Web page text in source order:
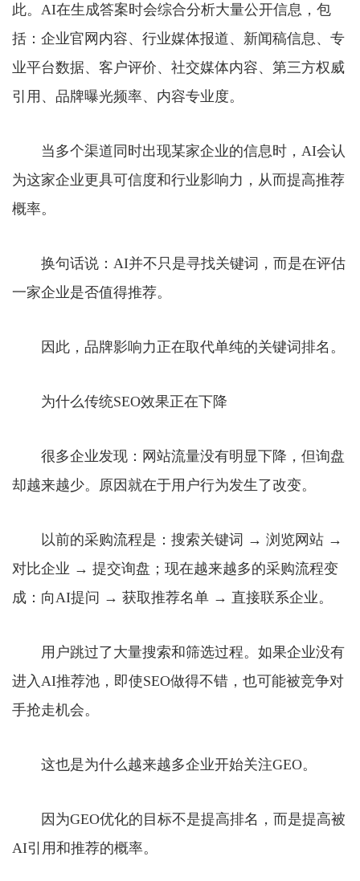
此。AI在生成答案时会综合分析大量公开信息，包
括：企业官网内容、行业媒体报道、新闻稿信息、专
业平台数据、客户评价、社交媒体内容、第三方权威
引用、品牌曝光频率、内容专业度。
当多个渠道同时出现某家企业的信息时，AI会认
为这家企业更具可信度和行业影响力，从而提高推荐
概率。
换句话说：AI并不只是寻找关键词，而是在评估
一家企业是否值得推荐。
因此，品牌影响力正在取代单纯的关键词排名。
为什么传统SEO效果正在下降
很多企业发现：网站流量没有明显下降，但询盘
却越来越少。原因就在于用户行为发生了改变。
以前的采购流程是：搜索关键词 → 浏览网站 →
对比企业 → 提交询盘；现在越来越多的采购流程变
成：向AI提问 → 获取推荐名单 → 直接联系企业。
用户跳过了大量搜索和筛选过程。如果企业没有
进入AI推荐池，即使SEO做得不错，也可能被竞争对
手抢走机会。
这也是为什么越来越多企业开始关注GEO。
因为GEO优化的目标不是提高排名，而是提高被
AI引用和推荐的概率。